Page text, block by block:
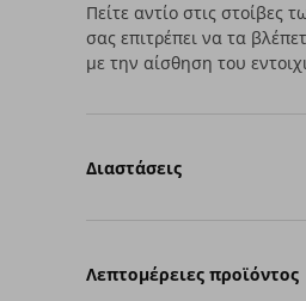
Πείτε αντίο στις στοίβες
σας επιτρέπει να τα
με την αίσθηση του
Διαστάσεις
Λεπτομέρειες προϊόντος